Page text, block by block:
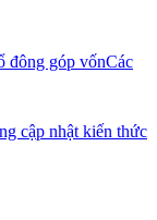
đông góp vốnCác
cập nhật kiến thức